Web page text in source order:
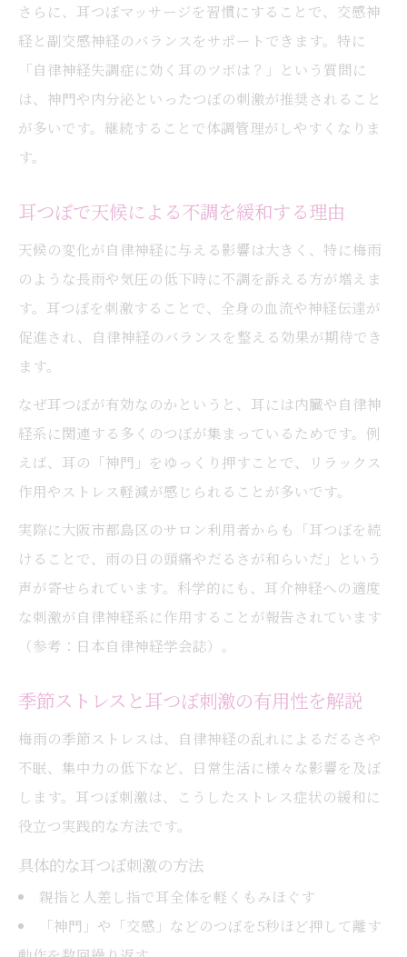
さらに、耳つぼマッサージを習慣にすることで、交感神
経と副交感神経のバランスをサポートできます。特に
「自律神経失調症に効く耳のツボは？」という質問に
は、神門や内分泌といったつぼの刺激が推奨されること
が多いです。継続することで体調管理がしやすくなりま
す。
耳つぼで天候による不調を緩和する理由
天候の変化が自律神経に与える影響は大きく、特に梅雨
のような長雨や気圧の低下時に不調を訴える方が増えま
す。耳つぼを刺激することで、全身の血流や神経伝達が
促進され、自律神経のバランスを整える効果が期待でき
ます。
なぜ耳つぼが有効なのかというと、耳には内臓や自律神
経系に関連する多くのつぼが集まっているためです。例
えば、耳の「神門」をゆっくり押すことで、リラックス
作用やストレス軽減が感じられることが多いです。
実際に大阪市都島区のサロン利用者からも「耳つぼを続
けることで、雨の日の頭痛やだるさが和らいだ」という
声が寄せられています。科学的にも、耳介神経への適度
な刺激が自律神経系に作用することが報告されています
（参考：日本自律神経学会誌）。
季節ストレスと耳つぼ刺激の有用性を解説
梅雨の季節ストレスは、自律神経の乱れによるだるさや
不眠、集中力の低下など、日常生活に様々な影響を及ぼ
します。耳つぼ刺激は、こうしたストレス症状の緩和に
役立つ実践的な方法です。
具体的な耳つぼ刺激の方法
親指と人差し指で耳全体を軽くもみほぐす
「神門」や「交感」などのつぼを5秒ほど押して離す